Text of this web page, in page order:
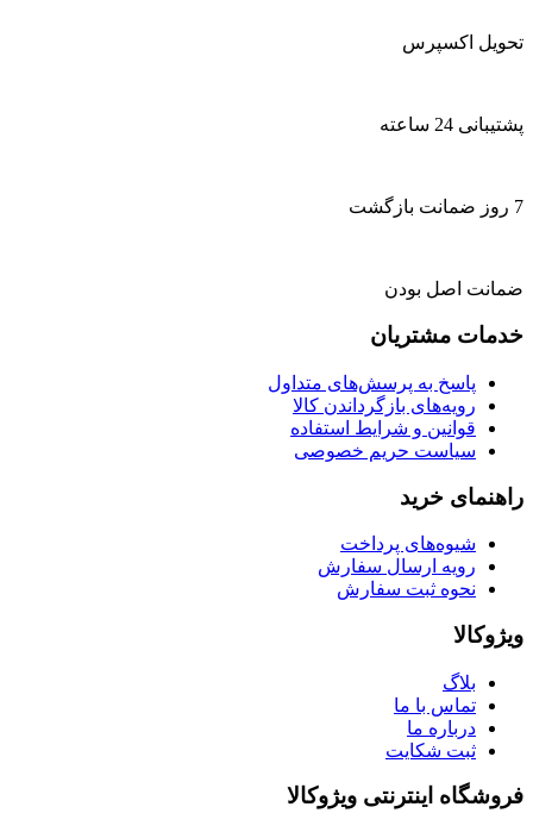
تحویل اکسپرس
پشتیبانی 24 ساعته
7 روز ضمانت بازگشت
ضمانت اصل بودن
خدمات مشتریان
پاسخ به پرسش‌های متداول
رویه‌های بازگرداندن کالا
قوانین و شرایط استفاده
سیاست حریم خصوصی
راهنمای خرید
شیوه‌های پرداخت
رویه ارسال سفارش
نحوه ثبت سفارش
ویژوکالا
بلاگ
تماس با ما
درباره ما
ثبت شکایت
فروشگاه اینترنتی ویژوکالا